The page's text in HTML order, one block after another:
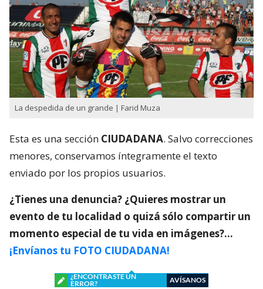
La despedida de un grande | Farid Muza
Esta es una sección CIUDADANA. Salvo correcciones
menores, conservamos íntegramente el texto
enviado por los propios usuarios.
¿Tienes una denuncia? ¿Quieres mostrar un
evento de tu localidad o quizá sólo compartir un
momento especial de tu vida en imágenes?…
¡Envíanos tu FOTO CIUDADANA!
¿ENCONTRASTE UN
ERROR?
AVÍSANOS